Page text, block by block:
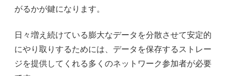
がるかが鍵になります。
日々増え続けている膨大なデータを分散させて安定的
にやり取りするためには、データを保存するストレー
ジを提供してくれる多くのネットワーク参加者が必要